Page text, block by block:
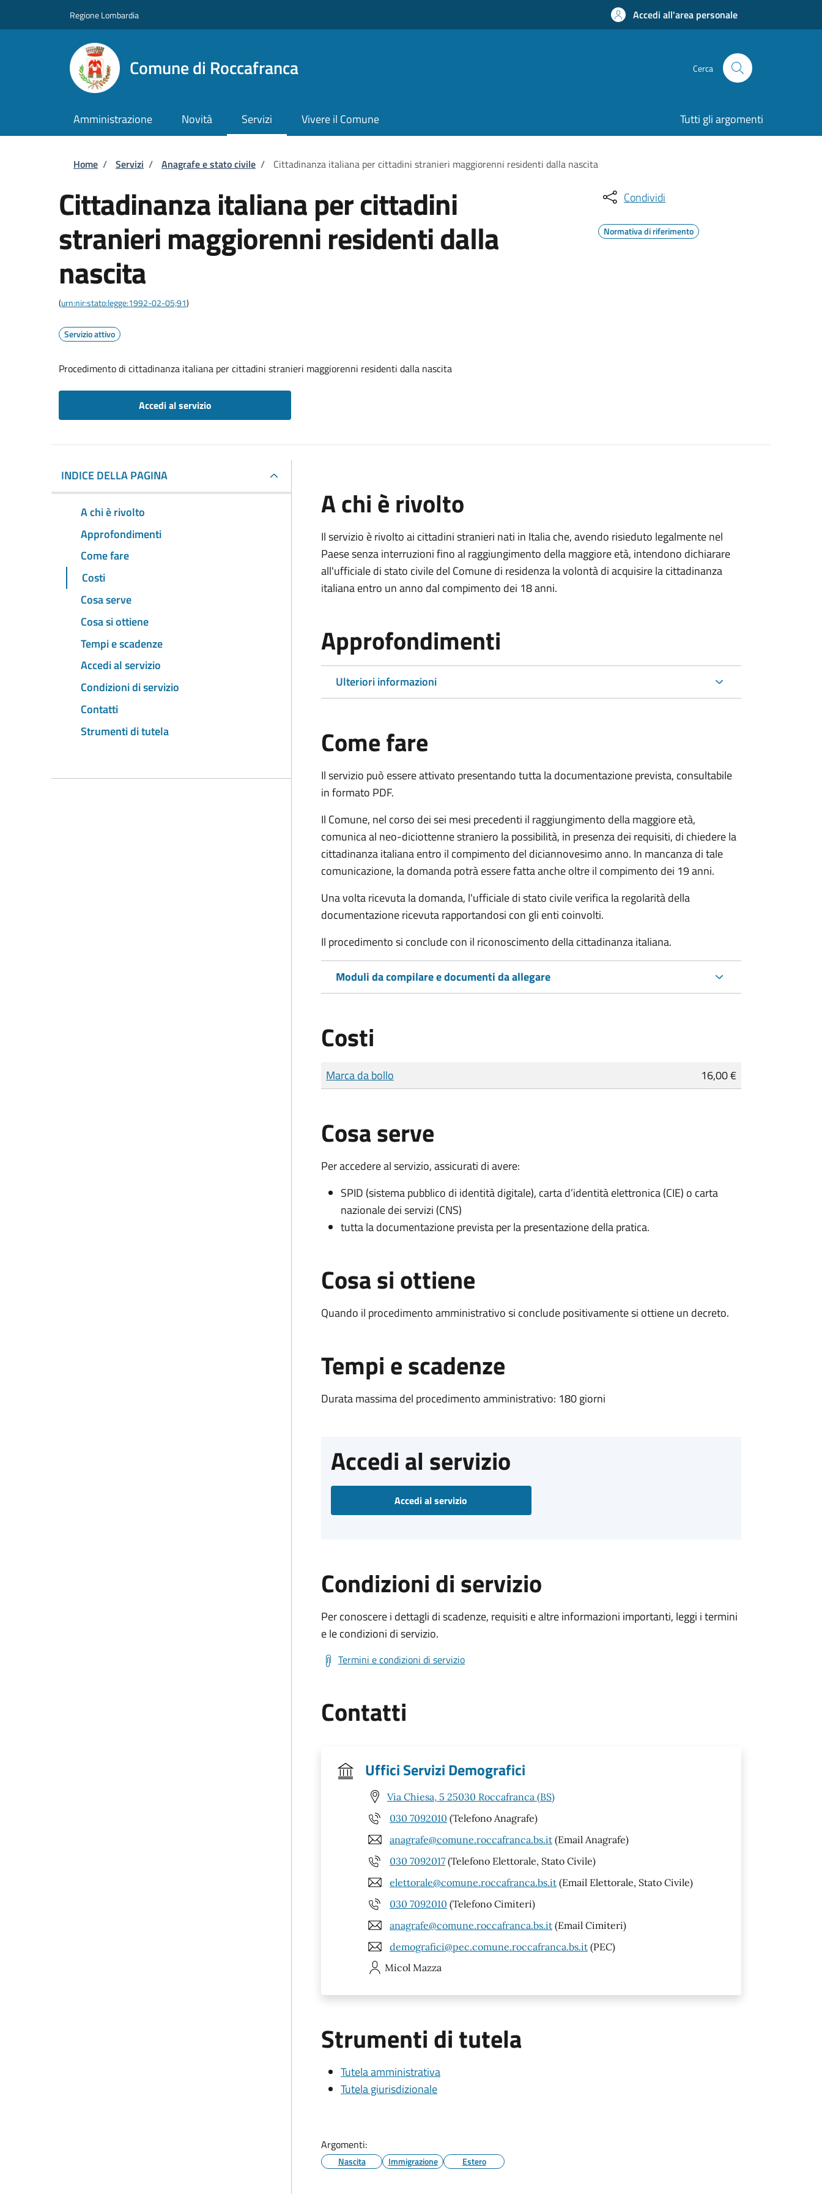
Regione Lombardia Accedi all'area personale
Comune di Roccafranca Cerca
Amministrazione Novità Servizi Vivere il Comune Tutti gli argomenti
Briciole di pane
Home / Servizi / Anagrafe e stato civile / Cittadinanza italiana per cittadini stranieri maggiorenni residenti dalla nascita
Cittadinanza italiana per cittadini
stranieri maggiorenni residenti dalla
nascita
(urn:nir:stato:legge:1992-02-05;91)
Servizio attivo
Procedimento di cittadinanza italiana per cittadini stranieri maggiorenni residenti dalla nascita
Accedi al servizio
Condividi
Normativa di riferimento
INDICE DELLA PAGINA
A chi è rivolto
Approfondimenti
Come fare
Costi
Cosa serve
Cosa si ottiene
Tempi e scadenze
Accedi al servizio
Condizioni di servizio
Contatti
Strumenti di tutela
A chi è rivolto
Il servizio è rivolto ai cittadini stranieri nati in Italia che, avendo risieduto legalmente nel
Paese senza interruzioni fino al raggiungimento della maggiore età, intendono dichiarare
all'ufficiale di stato civile del Comune di residenza la volontà di acquisire la cittadinanza
italiana entro un anno dal compimento dei 18 anni.
Approfondimenti
Ulteriori informazioni
Come fare
Il servizio può essere attivato presentando tutta la documentazione prevista, consultabile
in formato PDF.
Il Comune, nel corso dei sei mesi precedenti il raggiungimento della maggiore età,
comunica al neo-diciottenne straniero la possibilità, in presenza dei requisiti, di chiedere la
cittadinanza italiana entro il compimento del diciannovesimo anno. In mancanza di tale
comunicazione, la domanda potrà essere fatta anche oltre il compimento dei 19 anni.
Una volta ricevuta la domanda, l'ufficiale di stato civile verifica la regolarità della
documentazione ricevuta rapportandosi con gli enti coinvolti.
Il procedimento si conclude con il riconoscimento della cittadinanza italiana.
Moduli da compilare e documenti da allegare
Costi
Tipo di pagamento
Importo
Marca da bollo 16,00 €
Cosa serve
Per accedere al servizio, assicurati di avere:
SPID (sistema pubblico di identità digitale), carta d’identità elettronica (CIE) o carta
nazionale dei servizi (CNS)
tutta la documentazione prevista per la presentazione della pratica.
Cosa si ottiene
Quando il procedimento amministrativo si conclude positivamente si ottiene un decreto.
Tempi e scadenze
Durata massima del procedimento amministrativo: 180 giorni
Accedi al servizio
Accedi al servizio
Condizioni di servizio
Per conoscere i dettagli di scadenze, requisiti e altre informazioni importanti, leggi i termini
e le condizioni di servizio.
Termini e condizioni di servizio
Contatti
Uffici Servizi Demografici
Via Chiesa, 5 25030 Roccafranca (BS)
030 7092010 (Telefono Anagrafe)
anagrafe@comune.roccafranca.bs.it (Email Anagrafe)
030 7092017 (Telefono Elettorale, Stato Civile)
elettorale@comune.roccafranca.bs.it (Email Elettorale, Stato Civile)
030 7092010 (Telefono Cimiteri)
anagrafe@comune.roccafranca.bs.it (Email Cimiteri)
demografici@pec.comune.roccafranca.bs.it (PEC)
Micol Mazza
Strumenti di tutela
Tutela amministrativa
Tutela giurisdizionale
Argomenti:
Nascita Immigrazione Estero